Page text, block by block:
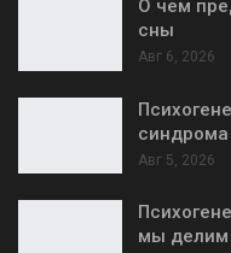
О чем
сны
Авг 6, 2026
Авг 5, 2026
мы делим